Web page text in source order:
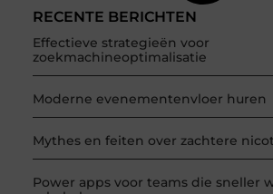
RECENTE BERICHTEN
Effectieve strategieën voor
zoekmachineoptimalisatie
Moderne evenementenvloer huren
Mythes en feiten over zachtere
Power apps voor teams die sneller